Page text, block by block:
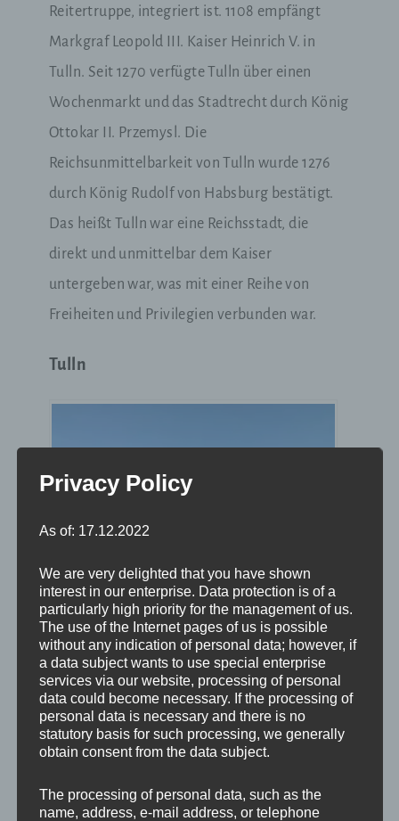
Reitertruppe, integriert ist. 1108 empfängt
Markgraf Leopold III. Kaiser Heinrich V. in
Tulln. Seit 1270 verfügte Tulln über einen
Wochenmarkt und das Stadtrecht durch König
Ottokar II. Przemysl. Die
Reichsunmittelbarkeit von Tulln wurde 1276
durch König Rudolf von Habsburg bestätigt.
Das heißt Tulln war eine Reichsstadt, die
direkt und unmittelbar dem Kaiser
untergeben war, was mit einer Reihe von
Freiheiten und Privilegien verbunden war.
Tulln
Der Yachthafen in Tulln war früher ein Stützpunkt der
römischen Donauflotte.
Bevor es am Donauradweg von der historisch
bedeutenden Stadt Tulln nach Wien
Egon Schiele im Bahnhof Tulln noch einen
Privacy Policy
As of: 17.12.2022
We are very delighted that you have shown
interest in our enterprise. Data protection is of a
particularly high priority for the management of us.
The use of the Internet pages of us is possible
without any indication of personal data; however, if
a data subject wants to use special enterprise
services via our website, processing of personal
data could become necessary. If the processing of
personal data is necessary and there is no
statutory basis for such processing, we generally
obtain consent from the data subject.
The processing of personal data, such as the
name, address, e-mail address, or telephone